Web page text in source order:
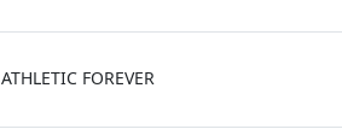
ATHLETIC FOREVER